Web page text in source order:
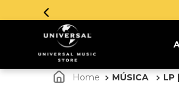
MÚSICA LP